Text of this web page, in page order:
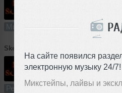
На сайте появился
электронную музыку 24/7!
Микстейпы, лайвы и
Микс В плейлист (в 1
SkeeD
Ремикс В плейлист (в 2